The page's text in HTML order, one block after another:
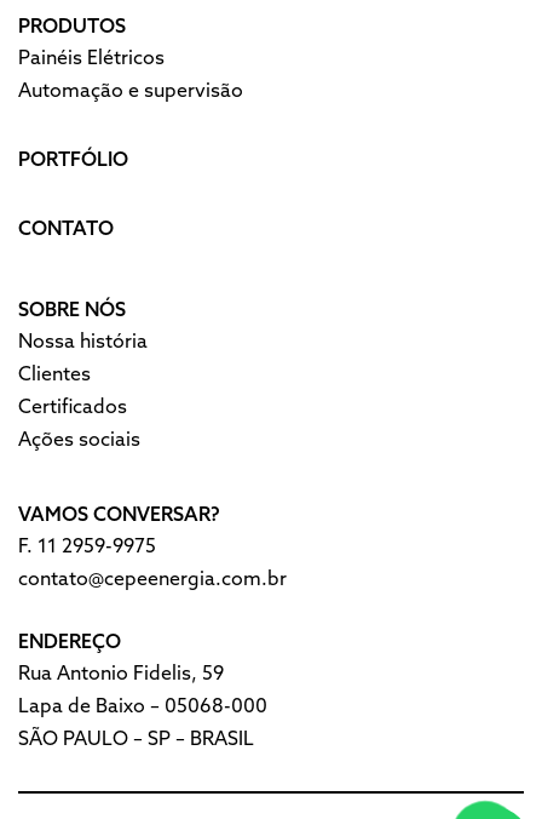
PRODUTOS
Painéis Elétricos
Automação e supervisão
PORTFÓLIO
CONTATO
SOBRE NÓS
Nossa história
Clientes
Certificados
Ações sociais
VAMOS CONVERSAR?
F. 11 2959-9975
contato@cepeenergia.com.br
ENDEREÇO
Rua Antonio Fidelis, 59
Lapa de Baixo – 05068-000
SÃO PAULO – SP – BRASIL